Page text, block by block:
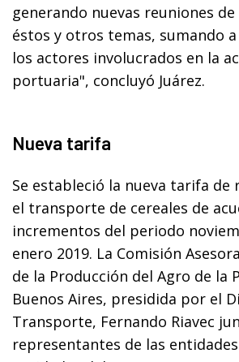
generando nuevas reuniones
éstos y otros temas, sumando
los actores involucrados en la
portuaria", concluyó Juárez.
Nueva tarifa
Se estableció la nueva tarifa de
el transporte de cereales de
incrementos del periodo
enero 2019. La Comisión
de la Producción del Agro de la
Buenos Aires, presidida por el
Transporte, Fernando Riavec
representantes de las